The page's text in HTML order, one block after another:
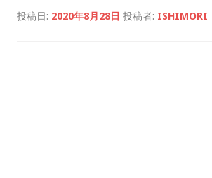
投稿日: 2020年8月28日 投稿者: ISHIMORI